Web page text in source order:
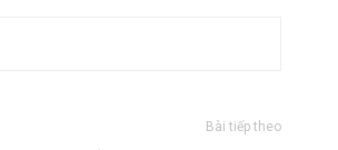
Bài tiếp theo